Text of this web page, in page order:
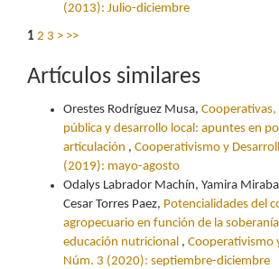
(2013): Julio-diciembre
1 2 3 > >>
Artículos similares
Orestes Rodríguez Musa,
pública y desarrollo local: apuntes en
articulación , Cooperativismo y
(2019): mayo-agosto
Odalys Labrador Machín, Yamira
Cesar Torres Paez, Potencialidades del
agropecuario en función de la
educación nutricional , Cooperativismo
Núm. 3 (2020): septiembre-diciembre